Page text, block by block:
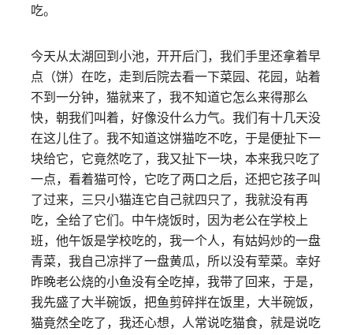
吃。
今天从太湖回到小池，开开后门，我们手里还拿着早
点（饼）在吃，走到后院去看一下菜园、花园，站着
不到一分钟，猫就来了，我不知道它怎么来得那么
快，朝我们叫着，好像没什么力气。我们有十几天没
在这儿住了。我不知道这饼猫吃不吃，于是便扯下一
块给它，它竟然吃了，我又扯下一块，本来我只吃了
一点，看着猫可怜，它吃了两口之后，还把它孩子叫
了过来，三只小猫连它自己就四只了，我就没有再
吃，全给了它们。中午烧饭时，因为老公在学校上
班，他午饭是学校吃的，我一个人，有姑妈炒的一盘
青菜，我自己凉拌了一盘黄瓜，所以没有荤菜。幸好
昨晚老公烧的小鱼没有全吃掉，我带了回来，于是，
我先盛了大半碗饭，把鱼剪碎拌在饭里，大半碗饭，
猫竟然全吃了，我还心想，人常说吃猫食，就是说吃